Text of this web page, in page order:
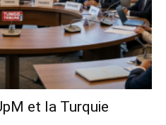
et la Turquie